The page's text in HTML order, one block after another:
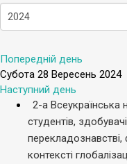
Попередній день
Субота 28 Вересень 2024
Наступний день
2-а Всеукраїнська
студентів,
перекладознавстві,
контексті